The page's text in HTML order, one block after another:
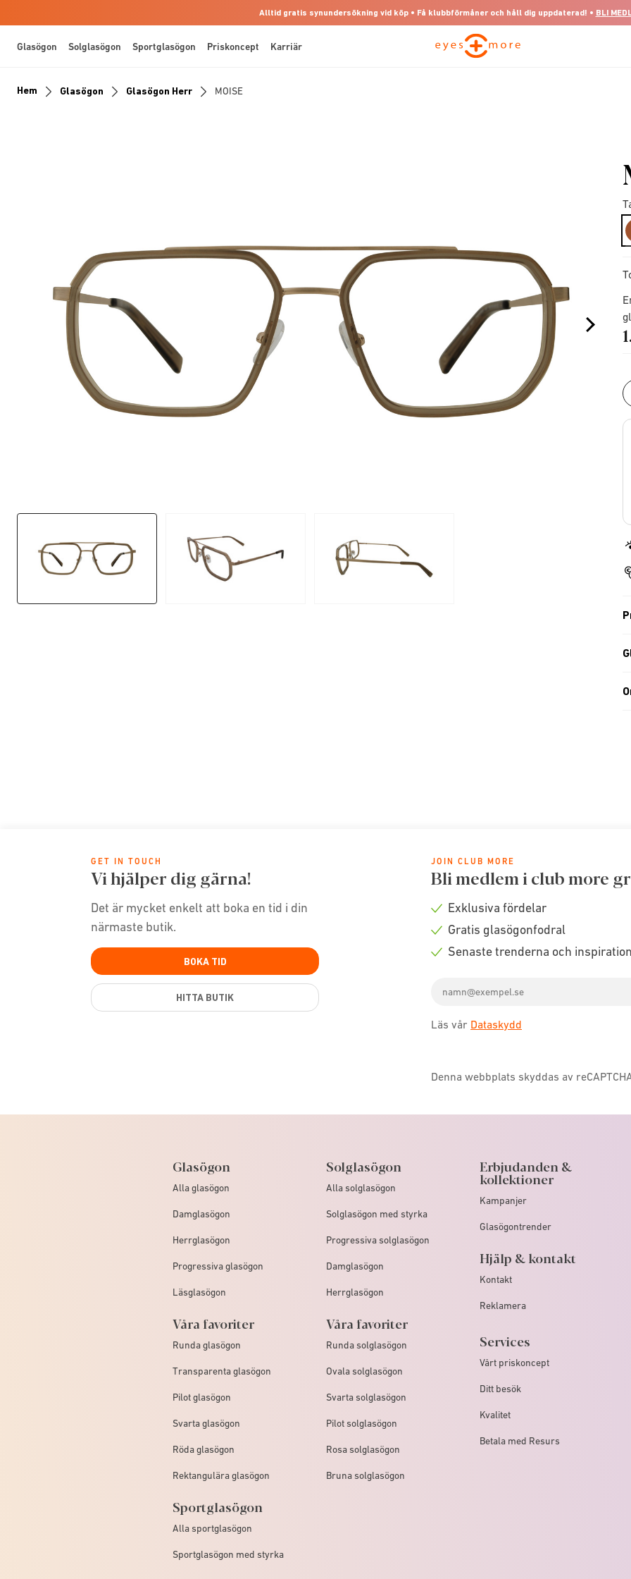
Alltid gratis synundersökning vid köp • Få klubbförmåner och håll dig uppdaterad! • BLI
Glasögon Solglasögon Sportglasögon Priskoncept Karriär
Hem Glasögon Glasögon Herr MOISE
GET IN TOUCH
Vi hjälper dig gärna!
Det är mycket enkelt att boka en tid i din
närmaste butik.
BOKA TID
HITTA BUTIK
JOIN CLUB MORE
Bli medlem i club more
Check
Exklusiva fördelar
Check
Gratis glasögonfodral
Senaste trenderna och inspiration
address
Läs vår Dataskydd
Denna webbplats skyddas av
Glasögon
Alla glasögon
Damglasögon
Herrglasögon
Progressiva glasögon
Läsglasögon
Våra favoriter
Runda glasögon
Transparenta glasögon
Pilot glasögon
Svarta glasögon
Röda glasögon
Rektangulära glasögon
Sportglasögon
Alla sportglasögon
Sportglasögon med styrka
Solglasögon
Alla solglasögon
Solglasögon med styrka
Progressiva solglasögon
Damglasögon
Herrglasögon
Våra favoriter
Runda solglasögon
Ovala solglasögon
Svarta solglasögon
Pilot solglasögon
Rosa solglasögon
Bruna solglasögon
Erbjudanden &
kollektioner
Kampanjer
Glasögontrender
Hjälp & kontakt
Kontakt
Reklamera
Services
Vårt priskoncept
Ditt besök
Kvalitet
Betala med Resurs